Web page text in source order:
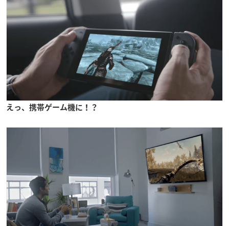
えっ、携帯ゲーム機に！？